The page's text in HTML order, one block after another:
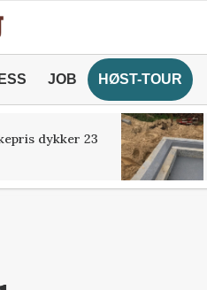
JOB HØST-TOUR
dykker 23